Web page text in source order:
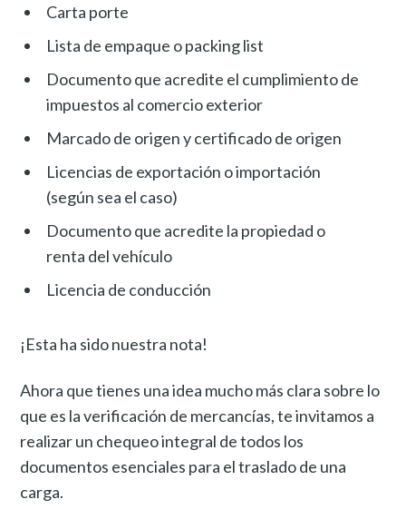
Carta porte
Lista de empaque o packing list
Documento que acredite el cumplimiento de
impuestos al comercio exterior
Marcado de origen y certificado de origen
Licencias de exportación o importación
(según sea el caso)
Documento que acredite la propiedad o
renta del vehículo
Licencia de conducción
¡Esta ha sido nuestra nota!
Ahora que tienes una idea mucho más clara sobre lo
que es la verificación de mercancías, te invitamos a
realizar un chequeo integral de todos los
documentos esenciales para el traslado de una
carga.